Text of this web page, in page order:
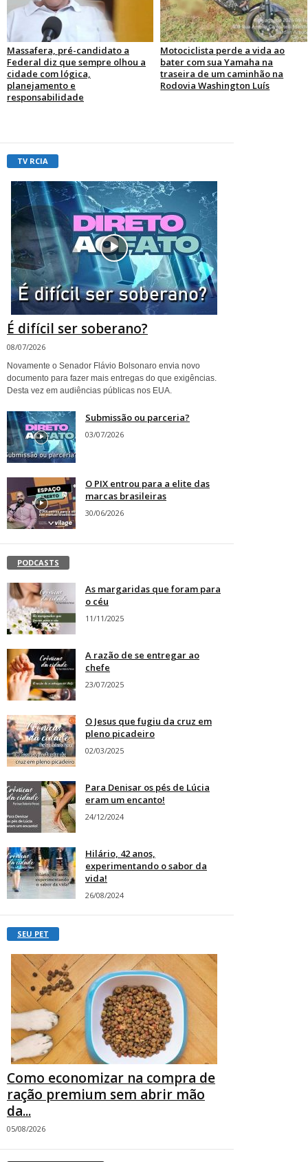
Massafera, pré-candidato a
Federal diz que sempre olhou a
cidade com lógica,
planejamento e
responsabilidade
Motociclista perde a vida ao
bater com sua Yamaha na
traseira de um caminhão na
Rodovia Washington Luís
TV RCIA
É difícil ser soberano?
08/07/2026
Novamente o Senador Flávio Bolsonaro envia novo
documento para fazer mais entregas do que exigências.
Desta vez em audiências públicas nos EUA.
Submissão ou parceria?
03/07/2026
O PIX entrou para a elite das
marcas brasileiras
30/06/2026
PODCASTS
As margaridas que foram para
o céu
11/11/2025
A razão de se entregar ao
chefe
23/07/2025
O Jesus que fugiu da cruz em
pleno picadeiro
02/03/2025
Para Denisar os pés de Lúcia
eram um encanto!
24/12/2024
Hilário, 42 anos,
experimentando o sabor da
vida!
26/08/2024
SEU PET
Como economizar na compra de
ração premium sem abrir mão
da...
05/08/2026